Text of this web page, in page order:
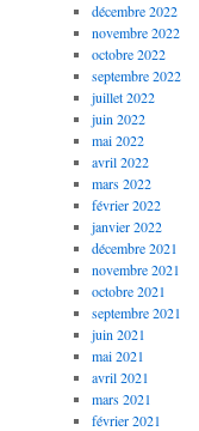
décembre 2022
novembre 2022
octobre 2022
septembre 2022
juillet 2022
juin 2022
mai 2022
avril 2022
mars 2022
février 2022
janvier 2022
décembre 2021
novembre 2021
octobre 2021
septembre 2021
juin 2021
mai 2021
avril 2021
mars 2021
février 2021